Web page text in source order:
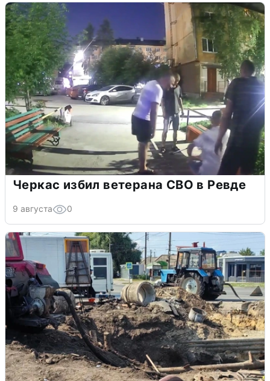
Черкас избил ветерана СВО в Ревде
9 августа 0